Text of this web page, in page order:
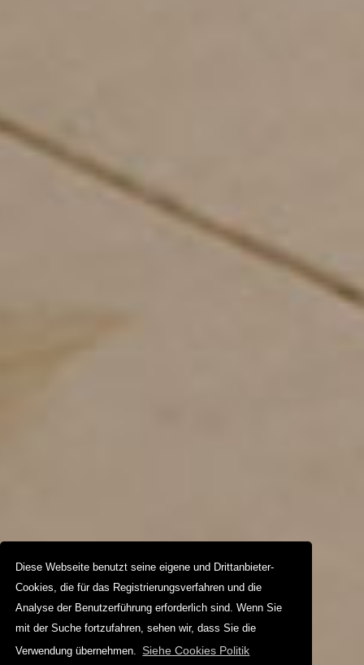
Diese Webseite benutzt seine eigene und Drittanbieter-
Cookies, die für das Registrierungsverfahren und die
Analyse der Benutzerführung erforderlich sind. Wenn Sie
mit der Suche fortzufahren, sehen wir, dass Sie die
Verwendung übernehmen. Siehe Cookies Politik